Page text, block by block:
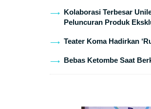
Kolaborasi Terbesar
Peluncuran Produk
Teater Koma Hadirkan
Bebas Ketombe Saat